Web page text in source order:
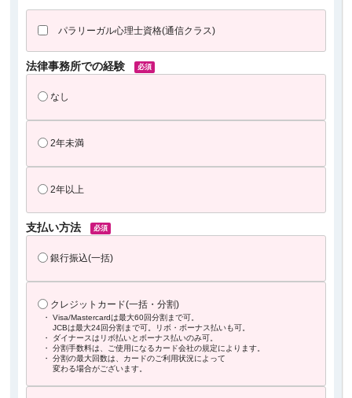
パラリーガル心理士資格(通信クラス)
法律事務所での経験
なし
2年未満
2年以上
支払い方法
銀行振込(一括)
クレジットカード(一括・分割)
・ Visa/Mastercardは最大60回分割まで可。
JCBは最大24回分割まで可。リボ・ボーナス払いも可。
・ ダイナースはリボ払いとボーナス払いのみ可。
・ 分割手数料は、ご使用になるカード会社の規定によります。
・ 分割の最大回数は、カードのご利用状況によって
変わる場合がございます。